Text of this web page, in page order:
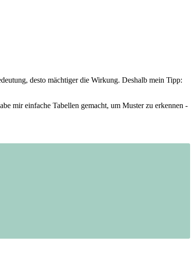
desto mächtiger die Wirkung. Deshalb mein Tipp:
mir einfache Tabellen gemacht, ‍um Muster zu‌ erkennen ​-